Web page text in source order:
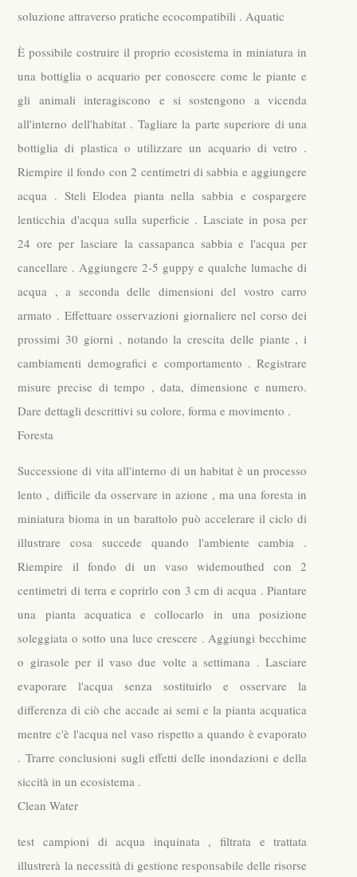
soluzione attraverso pratiche ecocompatibili . Aquatic
È possibile costruire il proprio ecosistema in miniatura in
una bottiglia o acquario per conoscere come le piante e
gli animali interagiscono e si sostengono a vicenda
all'interno dell'habitat . Tagliare la parte superiore di una
bottiglia di plastica o utilizzare un acquario di vetro .
Riempire il fondo con 2 centimetri di sabbia e aggiungere
acqua . Steli Elodea pianta nella sabbia e cospargere
lenticchia d'acqua sulla superficie . Lasciate in posa per
24 ore per lasciare la cassapanca sabbia e l'acqua per
cancellare . Aggiungere 2-5 guppy e qualche lumache di
acqua , a seconda delle dimensioni del vostro carro
armato . Effettuare osservazioni giornaliere nel corso dei
prossimi 30 giorni , notando la crescita delle piante , i
cambiamenti demografici e comportamento . Registrare
misure precise di tempo , data, dimensione e numero.
Dare dettagli descrittivi su colore, forma e movimento .
Foresta
Successione di vita all'interno di un habitat è un processo
lento , difficile da osservare in azione , ma una foresta in
miniatura bioma in un barattolo può accelerare il ciclo di
illustrare cosa succede quando l'ambiente cambia .
Riempire il fondo di un vaso widemouthed con 2
centimetri di terra e coprirlo con 3 cm di acqua . Piantare
una pianta acquatica e collocarlo in una posizione
soleggiata o sotto una luce crescere . Aggiungi becchime
o girasole per il vaso due volte a settimana . Lasciare
evaporare l'acqua senza sostituirlo e osservare la
differenza di ciò che accade ai semi e la pianta acquatica
mentre c'è l'acqua nel vaso rispetto a quando è evaporato
. Trarre conclusioni sugli effetti delle inondazioni e della
siccità in un ecosistema .
Clean Water
test campioni di acqua inquinata , filtrata e trattata
illustrerà la necessità di gestione responsabile delle risorse